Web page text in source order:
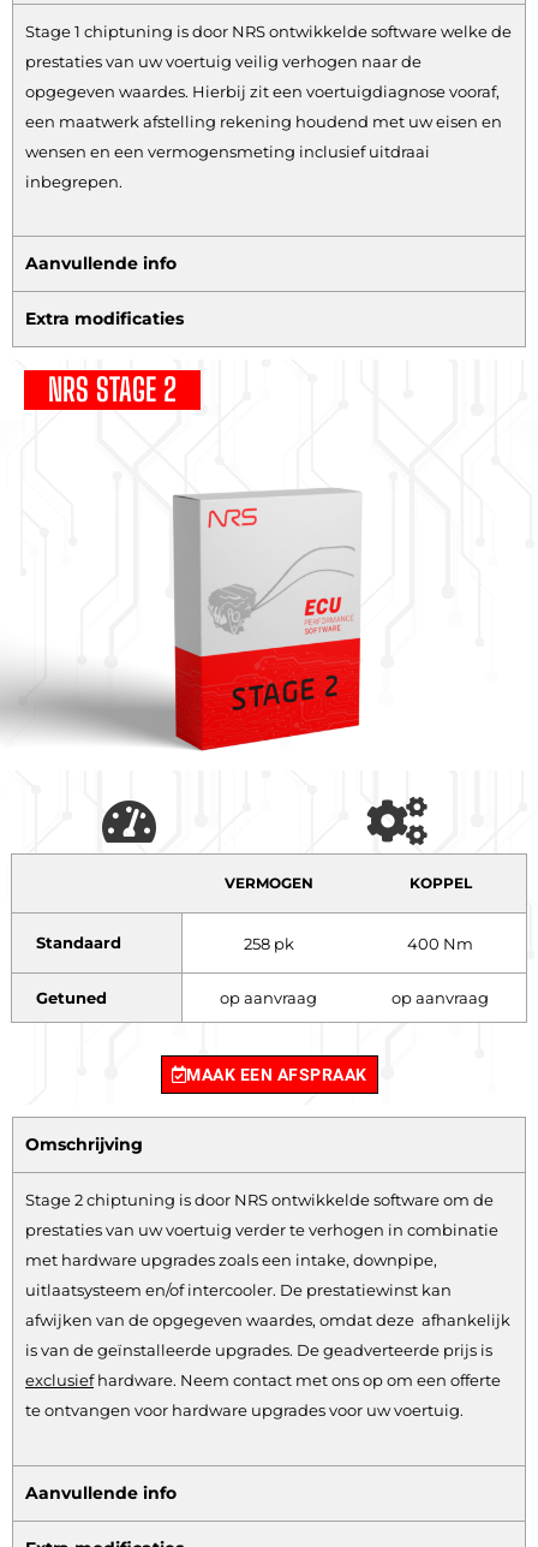
Stage 1 chiptuning is door NRS ontwikkelde software welke de
prestaties van uw voertuig veilig verhogen naar de
opgegeven waardes. Hierbij zit een voertuigdiagnose vooraf,
een maatwerk afstelling rekening houdend met uw eisen en
wensen en een vermogensmeting inclusief uitdraai
inbegrepen.
Aanvullende info
Extra modificaties
NRS STAGE 2
VERMOGEN KOPPEL
Standaard 258 pk 400 Nm
Getuned op aanvraag op aanvraag
MAAK EEN AFSPRAAK
Omschrijving
Stage 2 chiptuning is door NRS ontwikkelde software om de
prestaties van uw voertuig verder te verhogen in combinatie
met hardware upgrades zoals een intake, downpipe,
uitlaatsysteem en/of intercooler. De prestatiewinst kan
afwijken van de opgegeven waardes, omdat deze afhankelijk
is van de geïnstalleerde upgrades. De geadverteerde prijs is
exclusiefhardware. Neem contact met ons op om een offerte
te ontvangen voor hardware upgrades voor uw voertuig.
Aanvullende info